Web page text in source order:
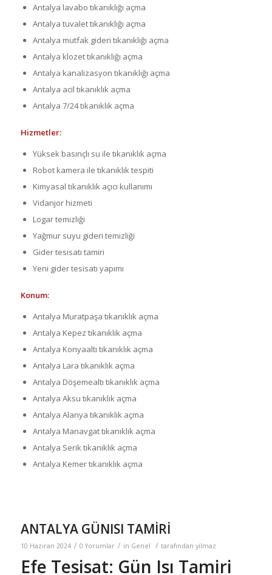
Antalya lavabo tıkanıklığı açma
Antalya tuvalet tıkanıklığı açma
Antalya mutfak gideri tıkanıklığı açma
Antalya klozet tıkanıklığı açma
Antalya kanalizasyon tıkanıklığı açma
Antalya acil tıkanıklık açma
Antalya 7/24 tıkanıklık açma
Hizmetler:
Yüksek basınçlı su ile tıkanıklık açma
Robot kamera ile tıkanıklık tespiti
Kimyasal tıkanıklık açıcı kullanımı
Vidanjor hizmeti
Logar temizliği
Yağmur suyu gideri temizliği
Gider tesisatı tamiri
Yeni gider tesisatı yapımı
Konum:
Antalya Muratpaşa tıkanıklık açma
Antalya Kepez tıkanıklık açma
Antalya Konyaaltı tıkanıklık açma
Antalya Lara tıkanıklık açma
Antalya Döşemealtı tıkanıklık açma
Antalya Aksu tıkanıklık açma
Antalya Alanya tıkanıklık açma
Antalya Manavgat tıkanıklık açma
Antalya Serik tıkanıklık açma
Antalya Kemer tıkanıklık açma
ANTALYA GÜNISI TAMİRİ
10 Haziran 2024 / 0 Yorumlar / in Genel / tarafından yilmaz
Efe Tesisat: Gün Isı Tamiri